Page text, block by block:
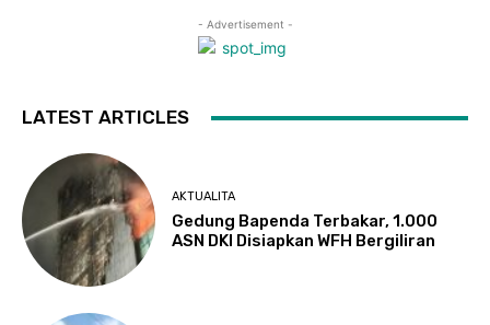
- Advertisement -
LATEST ARTICLES
AKTUALITA
Gedung Bapenda Terbakar, 1.000
ASN DKI Disiapkan WFH Bergiliran